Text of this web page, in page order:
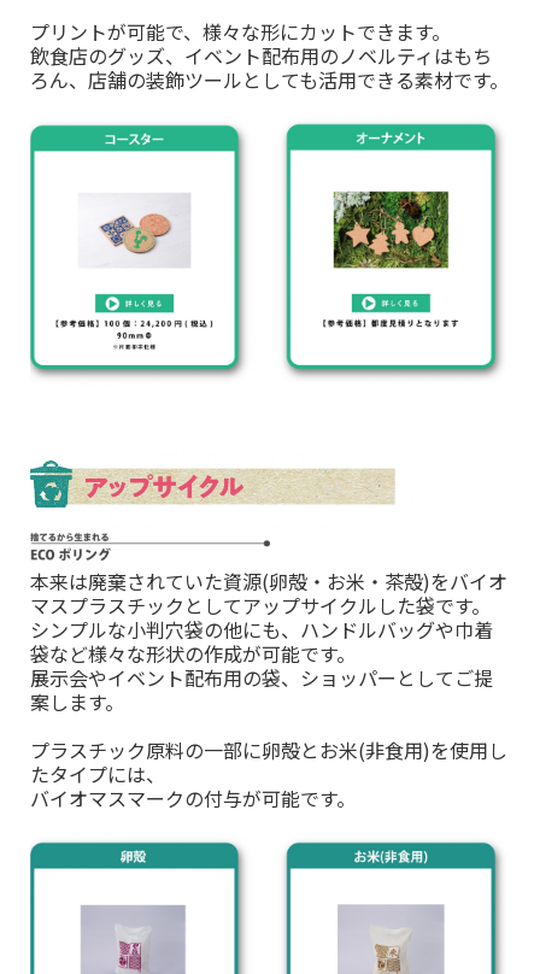
プリントが可能で、様々な形にカットできます。
飲食店のグッズ、イベント配布用のノベルティはもち
ろん、店舗の装飾ツールとしても活用できる素材です。
本来は廃棄されていた資源(卵殻・お米・茶殻)をバイオ
マスプラスチックとしてアップサイクルした袋です。
シンプルな小判穴袋の他にも、ハンドルバッグや巾着
袋など様々な形状の作成が可能です。
展示会やイベント配布用の袋、ショッパーとしてご提
案します。
プラスチック原料の一部に卵殻とお米(非食用)を使用し
たタイプには、
バイオマスマークの付与が可能です。